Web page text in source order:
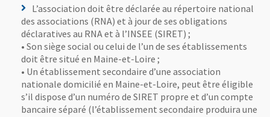
L’association doit être déclarée au répertoire national
des associations (RNA) et à jour de ses obligations
déclaratives au RNA et à l’INSEE (SIRET) ;
• Son siège social ou celui de l’un de ses établissements
doit être situé en Maine-et-Loire ;
• Un établissement secondaire d’une association
nationale domicilié en Maine-et-Loire, peut être éligible
s’il dispose d’un numéro de SIRET propre et d’un compte
bancaire séparé (l’établissement secondaire produira une